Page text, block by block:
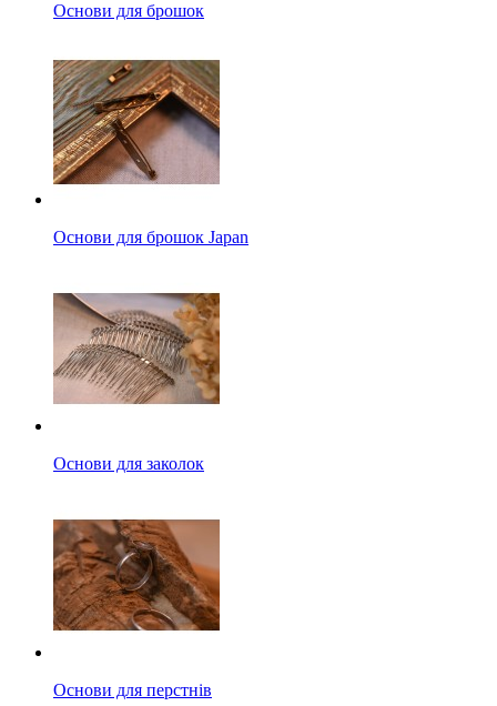
Основи для брошок
Основи для брошок Japan
Основи для заколок
Основи для перстнів